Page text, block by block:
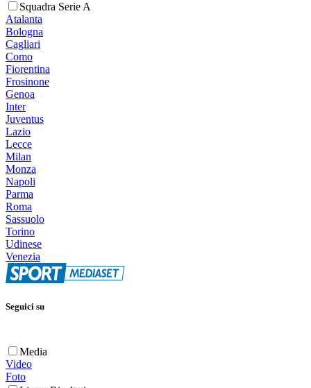
Squadra Serie A
Atalanta
Bologna
Cagliari
Como
Fiorentina
Frosinone
Genoa
Inter
Juventus
Lazio
Lecce
Milan
Monza
Napoli
Parma
Roma
Sassuolo
Torino
Udinese
Venezia
Seguici su
Media
Video
Foto